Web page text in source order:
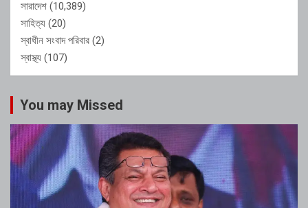
সারাদেশ (10,389)
সাহিত্য (20)
স্বাধীন সংবাদ পরিবার (2)
স্বাস্থ্য (107)
You may Missed